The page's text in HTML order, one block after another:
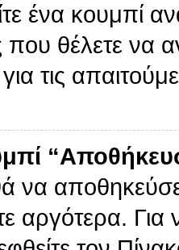
ένα κουμπί
που θέλετε να
τις
να
αργότερα.